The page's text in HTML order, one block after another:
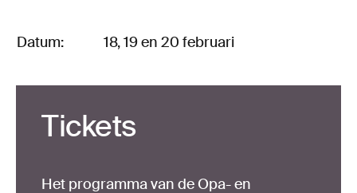
Datum: 18, 19 en 20 februari
Tickets
Het programma van de Opa- en